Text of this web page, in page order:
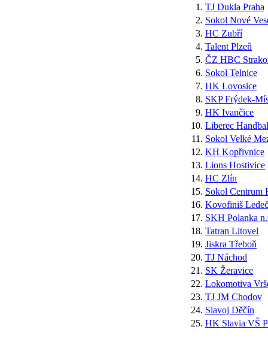
1. TJ Dukla Praha
2. Sokol Nové
3. HC Zubří
4. Talent Plzeň
5. ČZ HBC
6. Sokol Telnice
7. HK Lovosice
8. SKP Frýdek-
9. HK Ivančice
10. Liberec
11. Sokol Velké
12. KH Kopřivnice
13. Lions Hostivice
14. HC Zlín
15. Sokol Centrum
16. Kovofiniš
17. SKH Polanka
18. Tatran Litovel
19. Jiskra Třeboň
20. TJ Náchod
21. SK Žeravice
22. Lokomotiva
23. TJ JM Chodov
24. Slavoj Děčín
25. HK Slavia VŠ